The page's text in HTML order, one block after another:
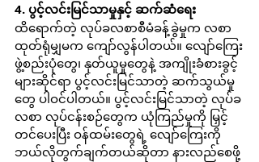
4. ပွင့်လင်းမြင်သာမှုနှင့် ဆက်ဆံရေး
ထိရောက်တဲ့ လုပ်ခလစာစီမံခန့်ခွဲမှုက လစာ
ထုတ်ရုံမျှမက ကျော်လွန်ပါတယ်။ လျော်ကြေး
ဖွဲ့စည်းပုံတွေ၊ နုတ်ယူမှုတွေနဲ့ အကျိုးခံစားခွင့်
များဆိုင်ရာ ပွင့်လင်းမြင်သာတဲ့ ဆက်သွယ်မှု
တွေ ပါဝင်ပါတယ်။ ပွင့်လင်းမြင်သာတဲ့ လုပ်ခ
လစာ လုပ်ငန်းစဉ်တွေက ယုံကြည်မှုကို မြှင့်
တင်ပေးပြီး ဝန်ထမ်းတွေရဲ့ လျော်ကြေးကို
ဘယ်လိုတွက်ချက်တယ်ဆိုတာ နားလည်စေဖို့